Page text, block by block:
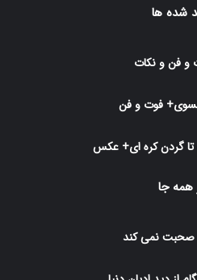
شده ها
و فن و نکات
فوت و فن
همه جا
صحبت نمی کند